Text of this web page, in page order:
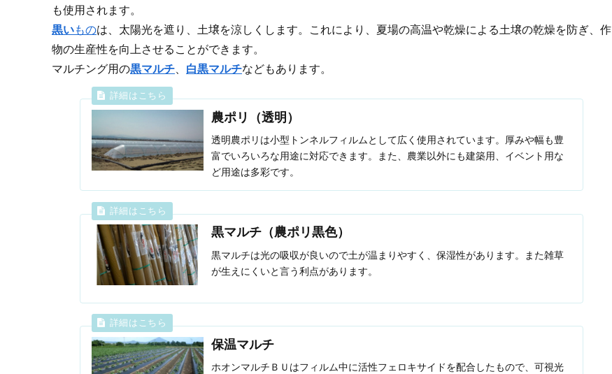
も使用されます。
黒いものは、太陽光を遮り、土壌を涼しくします。これにより、夏場の高温や乾燥による土壌の乾燥を防ぎ、作
物の生産性を向上させることができます。
マルチング用の黒マルチ 白黒マルチなどもあります。
農ポリ（透明）
透明農ポリは小型トンネルフィルムとして広く使用されています。厚みや幅も豊
富でいろいろな用途に対応できます。また、農業以外にも建築用、イベント用な
ど用途は多彩です。
黒マルチ（農ポリ黒色）
黒マルチは光の吸収が良いので土が温まりやすく、保湿性があります。また雑草
が生えにくいと言う利点があります。
保温マルチ
ホオンマルチＢＵはフィルム中に活性フェロキサイドを配合したもので、可視光